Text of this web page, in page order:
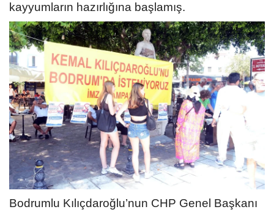
kayyumların hazırlığına başlamış.
Bodrumlu Kılıçdaroğlu’nun CHP Genel Başkanı